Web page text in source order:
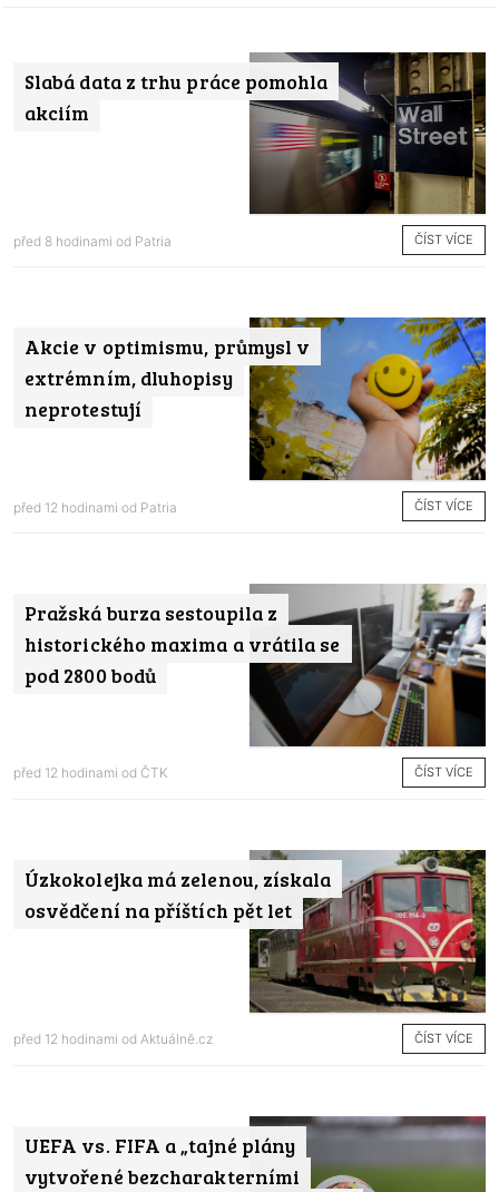
Slabá data z trhu práce pomohla
akciím
před 8 hodinami od Patria ČÍST VÍCE
Akcie v optimismu, průmysl v
extrémním, dluhopisy
neprotestují
před 12 hodinami od Patria ČÍST VÍCE
Pražská burza sestoupila z
historického maxima a vrátila se
pod 2800 bodů
před 12 hodinami od ČTK ČÍST VÍCE
Úzkokolejka má zelenou, získala
osvědčení na příštích pět let
před 12 hodinami od Aktuálně.cz ČÍST VÍCE
UEFA vs. FIFA a „tajné plány
vytvořené bezcharakterními